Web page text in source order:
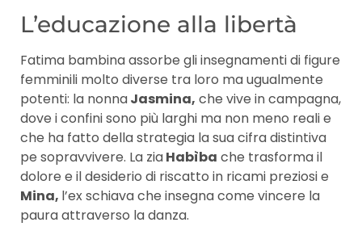
L’educazione alla libertà
Fatima bambina assorbe gli insegnamenti di figure
femminili molto diverse tra loro ma ugualmente
potenti: la nonnaJasmina, che vive in campagna,
dove i confini sono più larghi ma non meno reali e
che ha fatto della strategia la sua cifra distintiva
pe sopravvivere. La ziaHabìba che trasforma il
dolore e il desiderio di riscatto in ricami preziosi e
Mina, l’ex schiava che insegna come vincere la
paura attraverso la danza.